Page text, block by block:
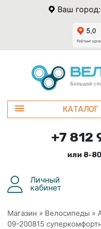
Ваш
Большой
КАТАЛОГ
+7 812
или 8-
Личный
кабинет
Магазин » Велосипеды »
09-200815